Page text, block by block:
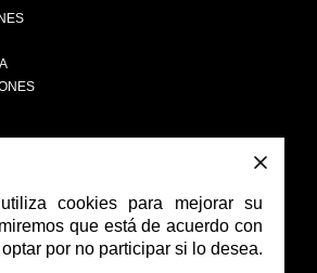
cookies para mejorar su
que está de acuerdo con
por no participar si lo desea.